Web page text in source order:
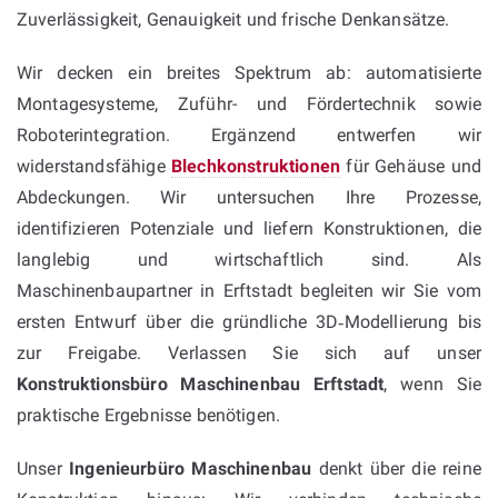
Zuverlässigkeit, Genauigkeit und frische Denkansätze.
Wir decken ein breites Spektrum ab: automatisierte
Montagesysteme, Zuführ- und Fördertechnik sowie
Roboterintegration. Ergänzend entwerfen wir
widerstandsfähige Blechkonstruktionen für Gehäuse und
Abdeckungen. Wir untersuchen Ihre Prozesse,
identifizieren Potenziale und liefern Konstruktionen, die
langlebig und wirtschaftlich sind. Als
Maschinenbaupartner in Erftstadt begleiten wir Sie vom
ersten Entwurf über die gründliche 3D‑Modellierung bis
zur Freigabe. Verlassen Sie sich auf unser
Konstruktionsbüro Maschinenbau Erftstadt, wenn Sie
praktische Ergebnisse benötigen.
Unser Ingenieurbüro Maschinenbau denkt über die reine